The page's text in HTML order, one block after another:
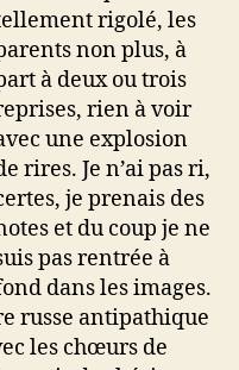
rigolé, les
non plus, à
à deux ou trois
rien à voir
une explosion
rires. Je n’ai pas ri,
je prenais des
et du coup je ne
pas rentrée à
dans les images.
russe antipathique
les chœurs de